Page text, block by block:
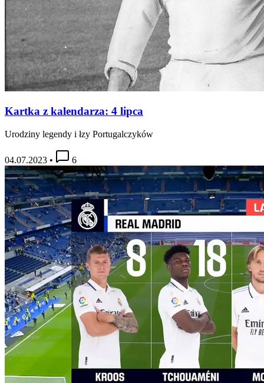
Kartka z kalendarza: 4 lipca
Urodziny legendy i łzy Portugalczyków
04.07.2023 • 6